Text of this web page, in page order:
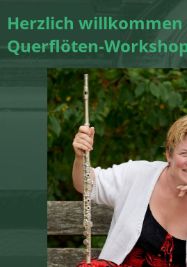
Herzlich willkommen
Querflöten-